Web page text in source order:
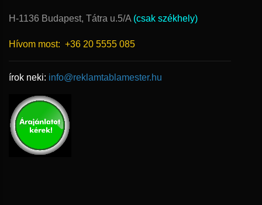
H-1136 Budapest, Tátra u.5/A (csak székhely)
Hívom most: +36 20 5555 085
írok neki: info@reklamtablamester.hu